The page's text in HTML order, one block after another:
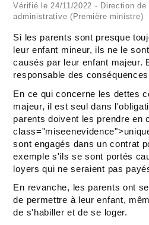
Vérifié le 24/11/2022 - Direction
administrative (Première ministre)
Si les parents sont presque
leur enfant mineur, ils ne le
causés par leur enfant majeur.
responsable des
En ce qui concerne les dettes
majeur, il est seul dans
parents doivent les prendre en
sont engagés dans un contrat
exemple s'ils se sont portés
loyers qui ne seraient pas
En revanche, les parents ont
de permettre à leur enfant,
de s'habiller et de se loger.